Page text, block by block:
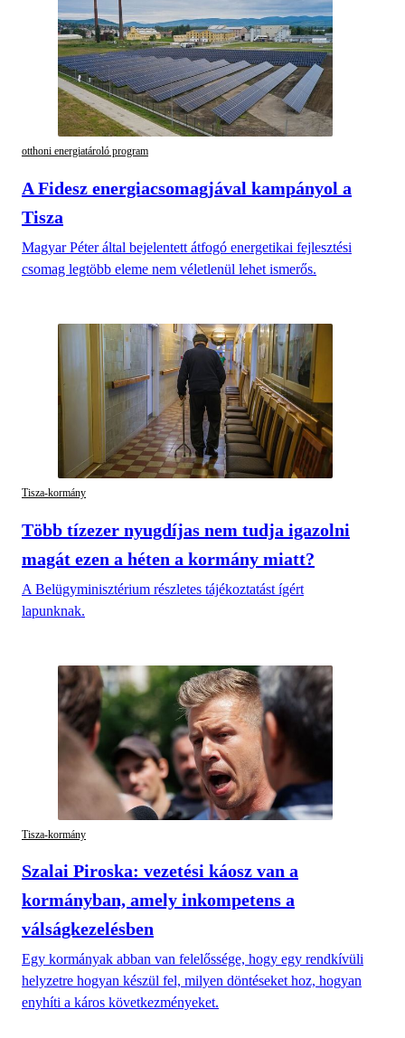
otthoni energiatároló program
A Fidesz energiacsomagjával kampányol a
Tisza
Magyar Péter által bejelentett átfogó energetikai fejlesztési
csomag legtöbb eleme nem véletlenül lehet ismerős.
Tisza-kormány
Több tízezer nyugdíjas nem tudja igazolni
magát ezen a héten a kormány miatt?
A Belügyminisztérium részletes tájékoztatást ígért
lapunknak.
Tisza-kormány
Szalai Piroska: vezetési káosz van a
kormányban, amely inkompetens a
válságkezelésben
Egy kormányak abban van felelőssége, hogy egy rendkívüli
helyzetre hogyan készül fel, milyen döntéseket hoz, hogyan
enyhíti a káros következményeket.